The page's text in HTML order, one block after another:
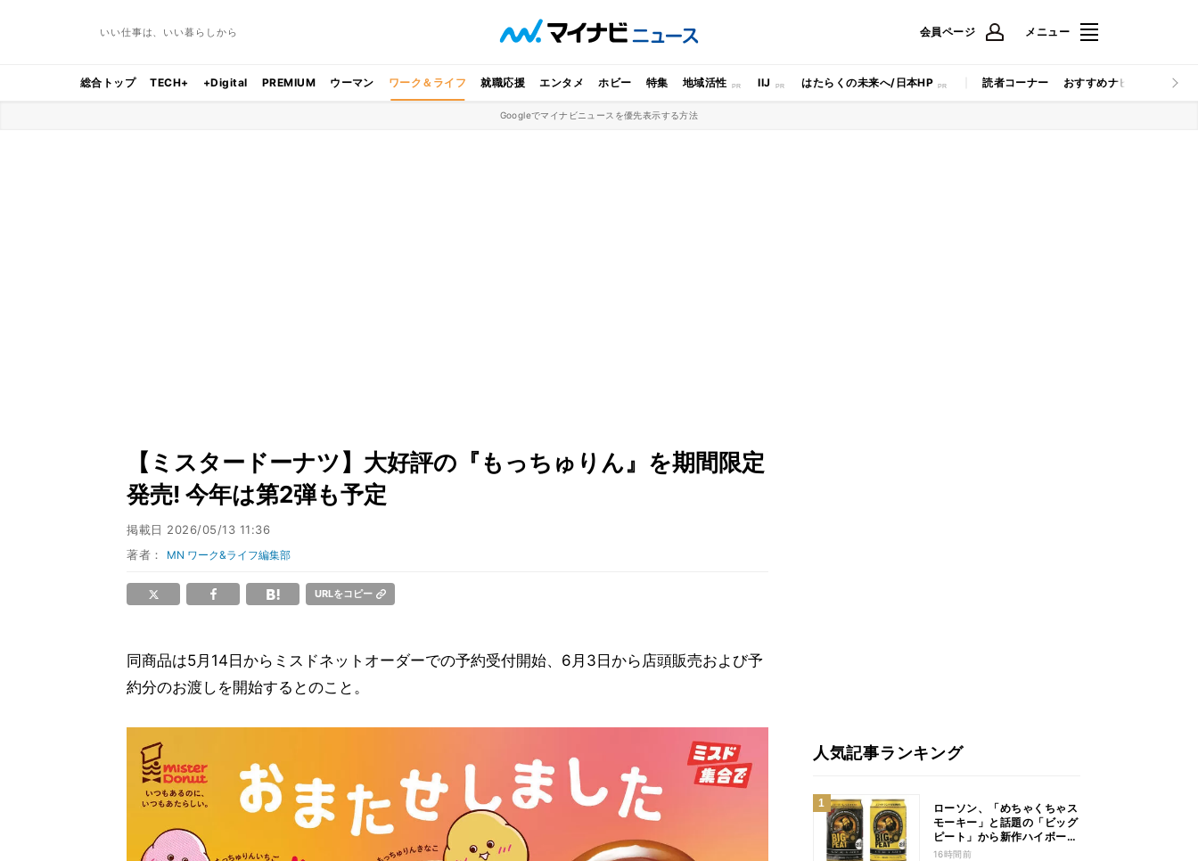
いい仕事は、いい暮らしから 会員ページ メニュー
総合トップ TECH+ +Digital PREMIUM ウーマン ワーク＆ライフ 就職応援 エンタメ ホビー 特集 地域活性 IIJ はたらくの未来へ/日本HP 読者コーナー おすすめナビ マイナビ
Googleでマイナビニュースを優先表示する方法
【ミスタードーナツ】大好評の『もっちゅりん』を期間限定
発売! 今年は第2弾も予定
掲載日 2026/05/13 11:36
著者： MN ワーク&ライフ編集部
URLをコピー
同商品は5月14日からミスドネットオーダーでの予約受付開始、6月3日から店頭販売および予
約分のお渡しを開始するとのこと。
人気記事ランキング
ローソン、「めちゃくちゃス
モーキー」と話題の「ビッグ
ピート」から新作ハイボール
缶＆ミニボトル発売
16時間前